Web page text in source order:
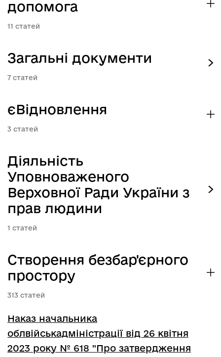
допомога
11
Загальні документи
7
єВідновлення
3
Діяльність
Уповноваженого
Верховної Ради України з
прав людини
1
Створення безбар'єрного
простору
313
Наказ начальника
облвійськадміністрації від 26 квітня
2023 року № 618 "Про затвердження